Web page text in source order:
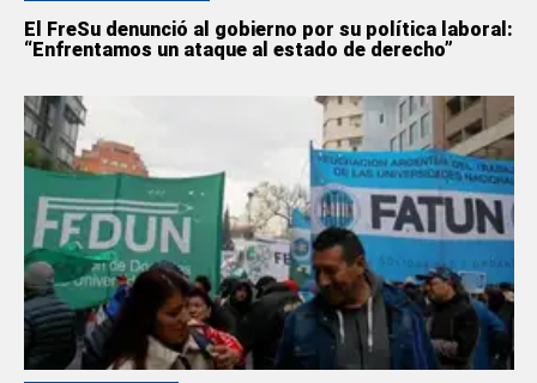
El FreSu denunció al gobierno por su política laboral:
“Enfrentamos un ataque al estado de derecho”